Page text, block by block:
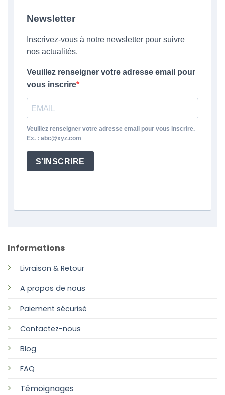
Informations
Livraison & Retour
A propos de nous
Paiement sécurisé
Contactez-nous
Blog
FAQ
Témoignages
Newsletter
Inscrivez-vous à notre newsletter pour suivre
nos actualités.
Veuillez renseigner votre adresse email pour
vous inscrire
Veuillez renseigner votre adresse email pour vous inscrire.
Ex. : abc@xyz.com
S'INSCRIRE